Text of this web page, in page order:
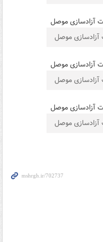
آزادسازی موصل
آزادسازی موصل
آزادسازی موصل